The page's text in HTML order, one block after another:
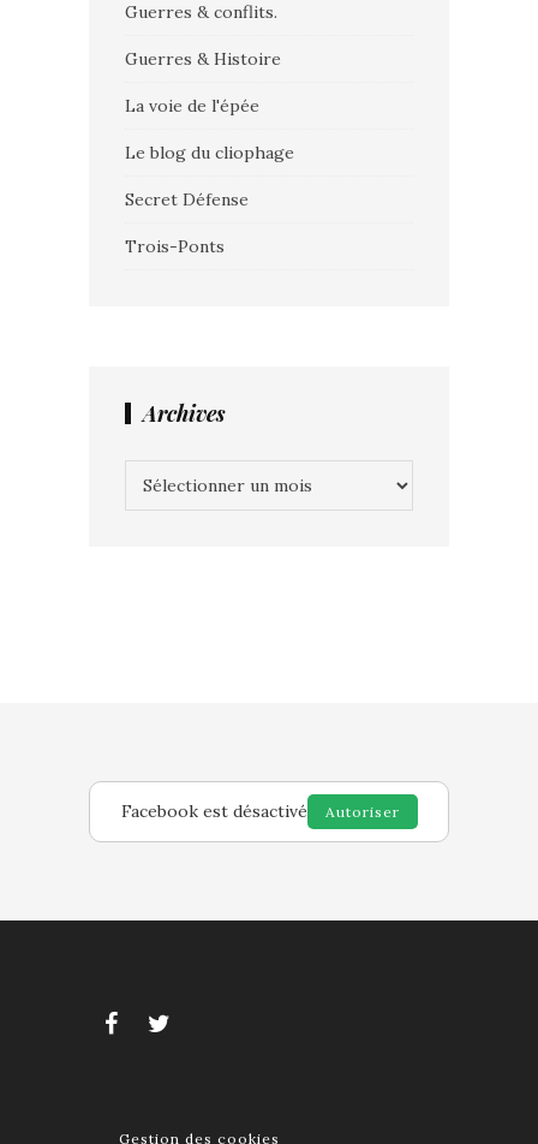
Guerres & conflits.
Guerres & Histoire
La voie de l'épée
Le blog du cliophage
Secret Défense
Trois-Ponts
Archives
Facebook est désactivé Autoriser
Gestion des cookies